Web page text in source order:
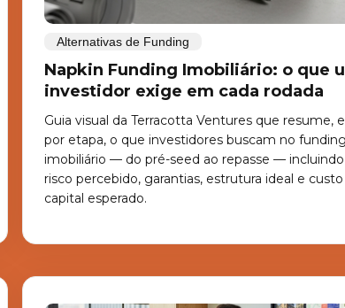
Alternativas de Funding
Napkin Funding Imobiliário: o que
investidor exige em cada rodada
Guia visual da Terracotta Ventures que resume,
por etapa, o que investidores buscam no funding
imobiliário — do pré-seed ao repasse — incluindo
risco percebido, garantias, estrutura ideal e
capital esperado.